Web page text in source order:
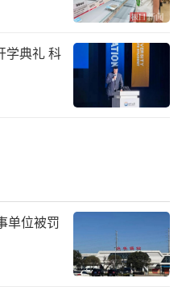
学典礼 科
单位被罚